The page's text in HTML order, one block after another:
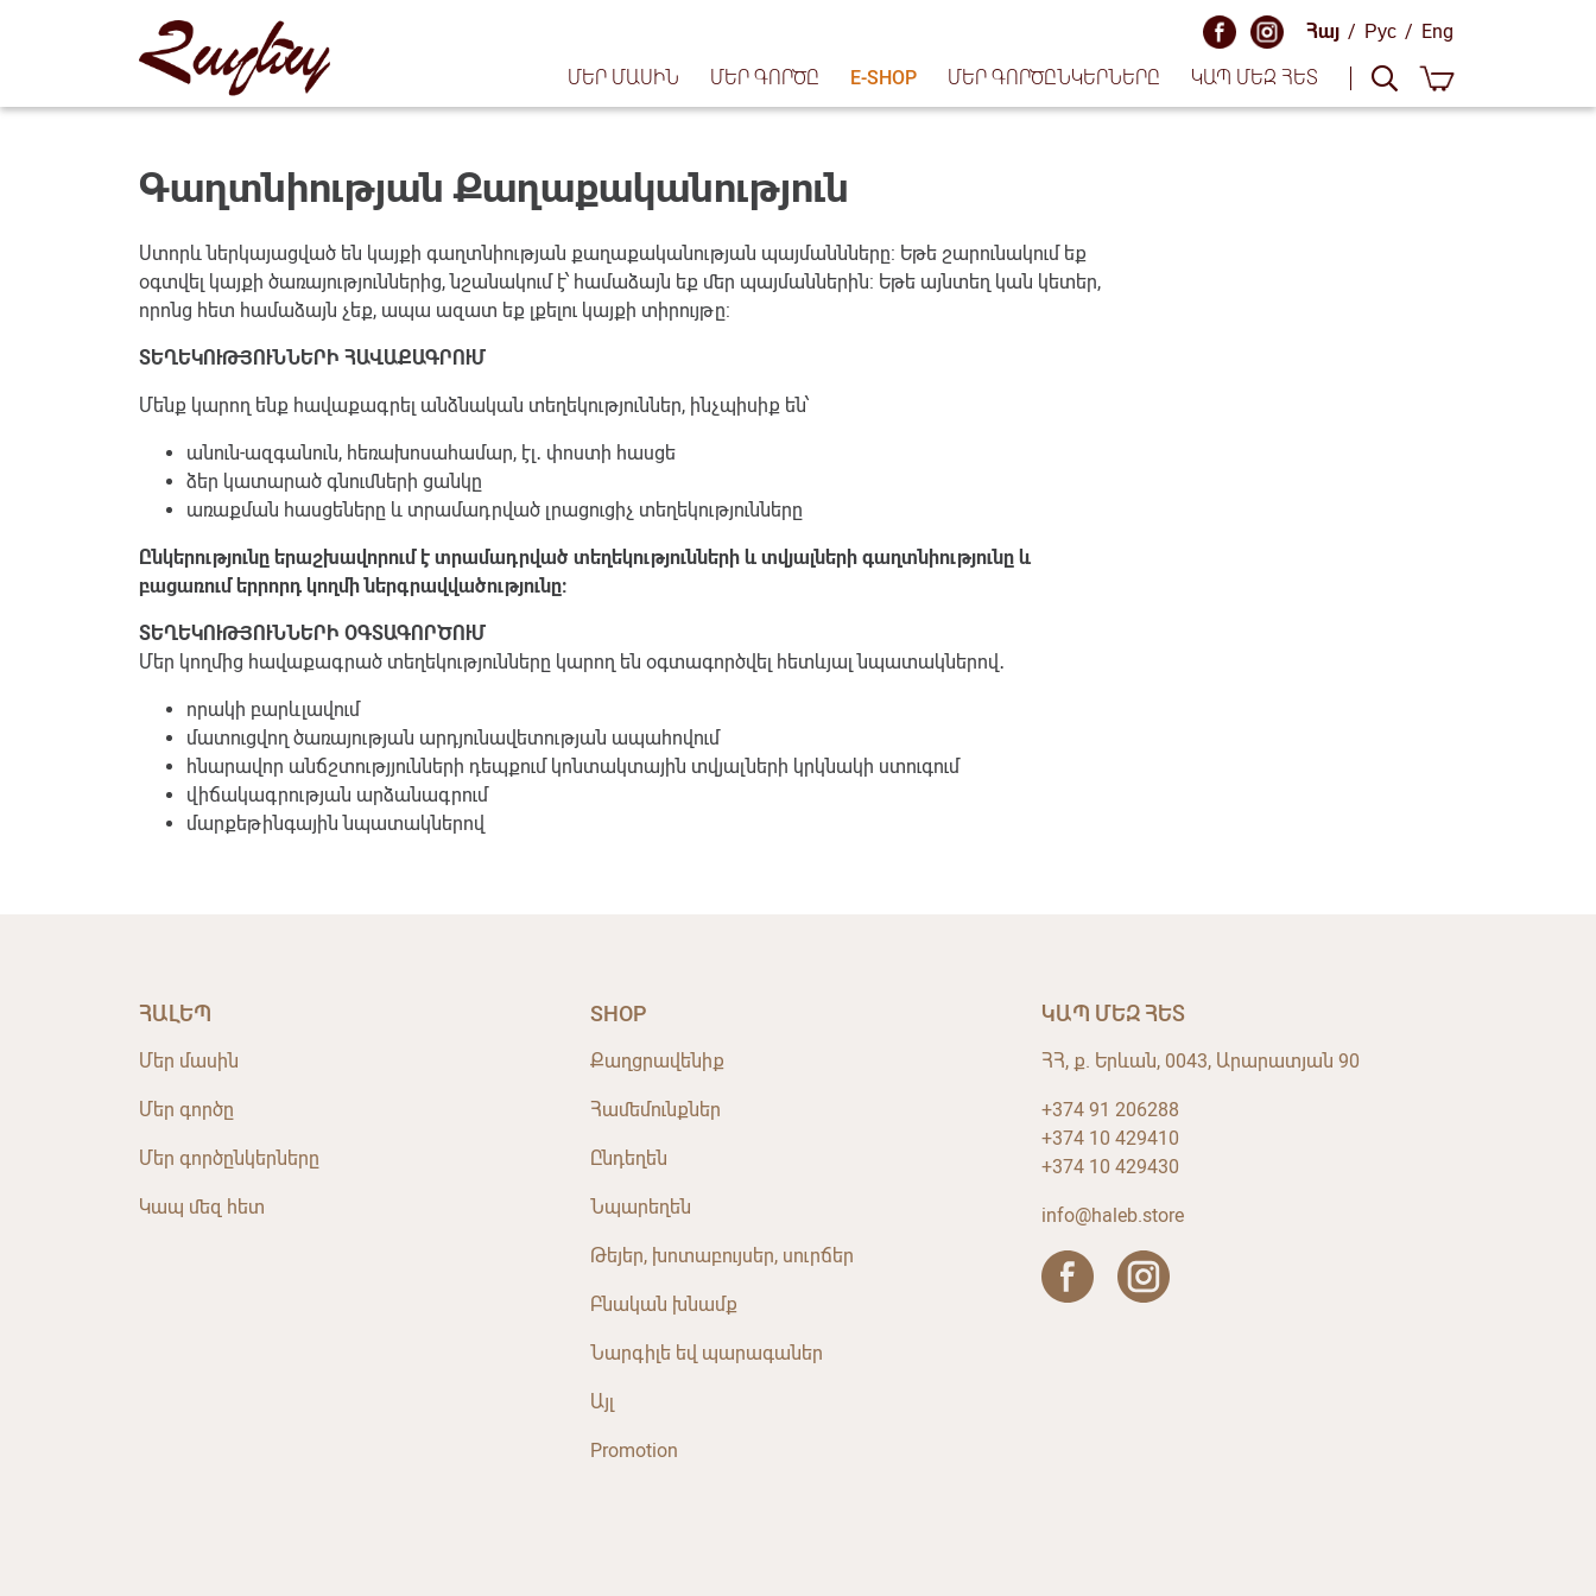
Հայ / Рус / Eng
ՄԵՐ ՄԱՍԻՆ ՄԵՐ ԳՈՐԾԸ E-SHOP ՄԵՐ ԳՈՐԾԸՆԿԵՐՆԵՐԸ ԿԱՊ ՄԵԶ ՀԵՏ
Գաղտնիության Քաղաքականություն
Ստորև ներկայացված են կայքի գաղտնիության քաղաքականության պայմաննները: Եթե շարունակում եք
օգտվել կայքի ծառայություններից, նշանակում է՝ համաձայն եք մեր պայմաններին: Եթե այնտեղ կան կետեր,
որոնց հետ համաձայն չեք, ապա ազատ եք լքելու կայքի տիրույթը:
ՏԵՂԵԿՈՒԹՅՈՒՆՆԵՐԻ ՀԱՎԱՔԱԳՐՈՒՄ
Մենք կարող ենք հավաքագրել անձնական տեղեկություններ, ինչպիսիք են՝
անուն-ազգանուն, հեռախոսահամար, էլ․ փոստի հասցե
ձեր կատարած գնումների ցանկը
առաքման հասցեները և տրամադրված լրացուցիչ տեղեկությունները
Ընկերությունը երաշխավորում է տրամադրված տեղեկությունների և տվյալների գաղտնիությունը և
բացառում երրորդ կողմի ներգրավվածությունը:
ՏԵՂԵԿՈՒԹՅՈՒՆՆԵՐԻ ՕԳՏԱԳՈՐԾՈՒՄ
Մեր կողմից հավաքագրած տեղեկությունները կարող են օգտագործվել հետևյալ նպատակներով․
որակի բարևլավում
մատուցվող ծառայության արդյունավետության ապահովում
հնարավոր անճշտությյունների դեպքում կոնտակտային տվյալների կրկնակի ստուգում
վիճակագրության արձանագրում
մարքեթինգային նպատակներով
ՀԱԼԵՊ
Մեր մասին
Մեր գործը
Մեր գործընկերները
Կապ մեզ հետ
SHOP
Քաղցրավենիք
Համեմունքներ
Ընդեղեն
Նպարեղեն
Թեյեր, խոտաբույսեր, սուրճեր
Բնական խնամք
Նարգիլե եվ պարագաներ
Այլ
Promotion
ԿԱՊ ՄԵԶ ՀԵՏ
ՀՀ, ք. Երևան, 0043, Արարատյան 90
+374 91 206288
+374 10 429410
+374 10 429430
info@haleb.store